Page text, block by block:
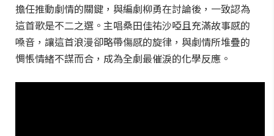
擔任推動劇情的關鍵，與編劇柳勇在討論後，一致認為
這首歌是不二之選。主唱桑田佳祐沙啞且充滿故事感的
嗓音，讓這首浪漫卻略帶傷感的旋律，與劇情所堆疊的
惆悵情緒不謀而合，成為全劇最催淚的化學反應。